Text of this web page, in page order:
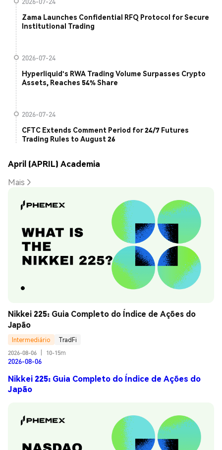
Zama Launches Confidential RFQ Protocol for Secure
Institutional Trading
2026-07-24
Hyperliquid's RWA Trading Volume Surpasses Crypto
Assets, Reaches 54% Share
2026-07-24
CFTC Extends Comment Period for 24/7 Futures
Trading Rules to August 26
April (APRIL) Academia
Mais
Nikkei 225: Guia Completo do Índice de Ações do
Japão
Intermediário
TradFi
2026-08-06
10-15m
2026-08-06
Nikkei 225: Guia Completo do Índice de Ações do
Japão